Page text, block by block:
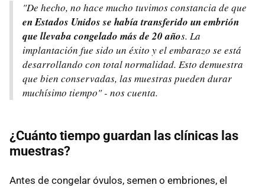
"De hecho, no hace mucho tuvimos constancia de que
en Estados Unidos se había transferido un embrión
que llevaba congelado más de 20 años. La
implantación fue sido un éxito y el embarazo se está
desarrollando con total normalidad. Esto demuestra
que bien conservadas, las muestras pueden durar
muchísimo tiempo" - nos cuenta.
¿Cuánto tiempo guardan las clínicas las
muestras?
Antes de congelar óvulos, semen o embriones, el